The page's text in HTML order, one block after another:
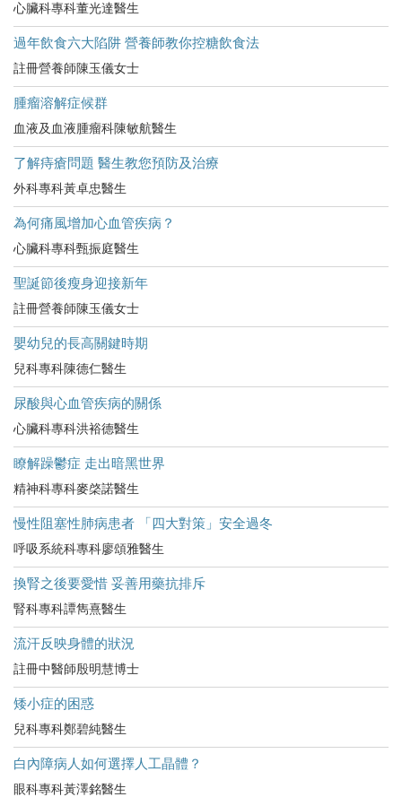
心臟科專科董光達醫生
過年飲食六大陷阱 營養師教你控糖飲食法
註冊營養師陳玉儀女士
腫瘤溶解症候群
血液及血液腫瘤科陳敏航醫生
了解痔瘡問題 醫生教您預防及治療
外科專科黃卓忠醫生
為何痛風增加心血管疾病？
心臟科專科甄振庭醫生
聖誕節後瘦身迎接新年
註冊營養師陳玉儀女士
嬰幼兒的長高關鍵時期
兒科專科陳德仁醫生
尿酸與心血管疾病的關係
心臟科專科洪裕德醫生
瞭解躁鬱症 走出暗黑世界
精神科專科麥棨諾醫生
慢性阻塞性肺病患者 「四大對策」安全過冬
呼吸系統科專科廖頌雅醫生
換腎之後要愛惜 妥善用藥抗排斥
腎科專科譚雋熹醫生
流汗反映身體的狀況
註冊中醫師殷明慧博士
矮小症的困惑
兒科專科鄭碧純醫生
白內障病人如何選擇人工晶體？
眼科專科黃澤銘醫生